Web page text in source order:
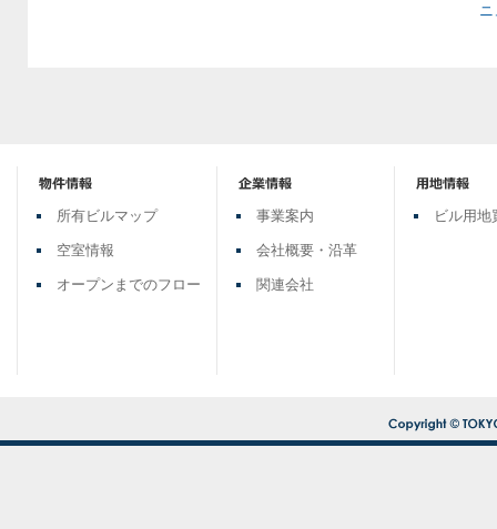
所有ビルマップ
空室情報
オープンまでのフロー
事業案内
会社概要・沿革
関連会社
ビル用地